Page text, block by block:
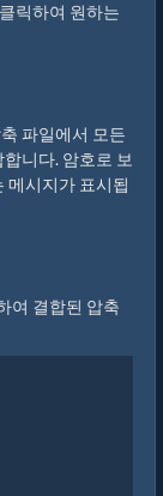
릭하여 원하는
파일에서 모든
니다. 암호로 보
메시지가 표시됩
여 결합된 압축